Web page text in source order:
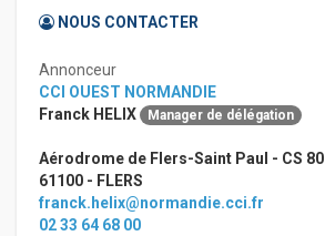
NOUS CONTACTER
Annonceur
CCI OUEST NORMANDIE
Franck HELIX
Manager de délégation
Aérodrome de Flers-Saint Paul - CS
61100 - FLERS
franck.helix@normandie.cci.fr
02 33 64 68 00